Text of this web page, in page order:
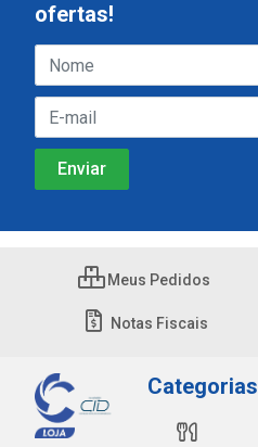
ofertas!
Meus Pedidos
Notas Fiscais
Categorias